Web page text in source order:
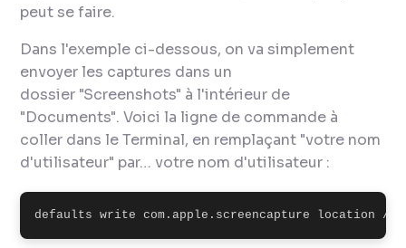
peut se faire.
Dans l'exemple ci-dessous, on va simplement
envoyer les captures dans un
dossier "Screenshots" à l'intérieur de
"Documents". Voici la ligne de commande à
coller dans le Terminal, en remplaçant "votre nom
d'utilisateur" par… votre nom d'utilisateur :
defaults write com.apple.screencapture location /